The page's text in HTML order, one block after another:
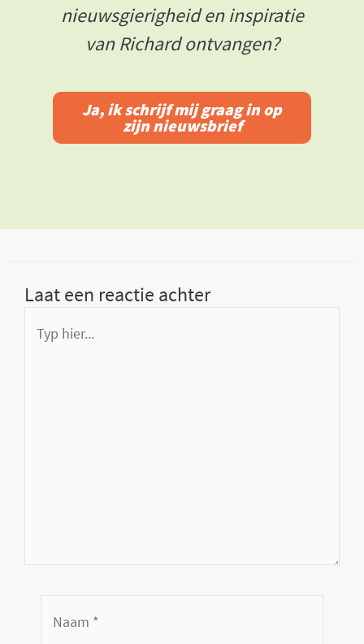
nieuwsgierigheid en inspiratie
van Richard ontvangen?
Ja, ik schrijf mij graag in op
zijn nieuwsbrief
Laat een reactie achter